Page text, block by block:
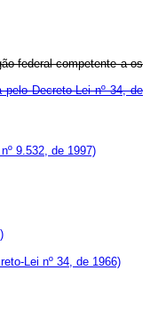
federal competente a os
pelo Decreto-Lei nº 34, de
9.532, de 1997)
Lei nº 34, de 1966)